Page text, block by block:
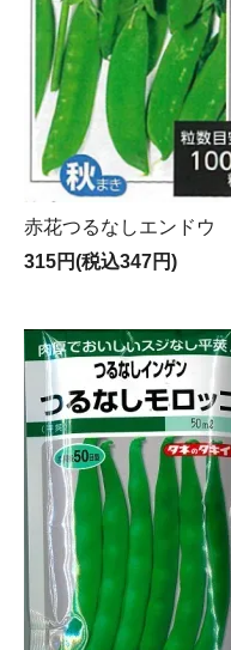
赤花つるなしエンドウ
315円(税込347円)